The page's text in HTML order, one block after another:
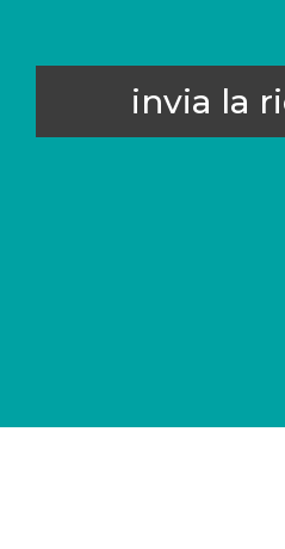
invia la